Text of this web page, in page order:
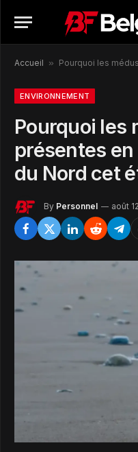
Accueil » Pourquoi les méduses
ENVIRONNEMENT
Pourquoi les
présentes
du Nord cet
By Personnel août